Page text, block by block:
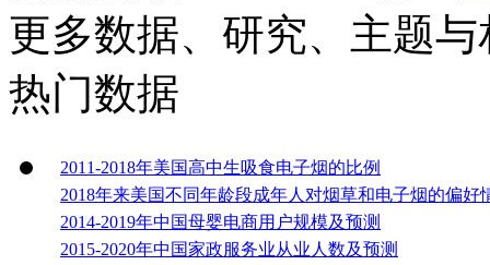
更多数据、研究、主题
热门数据
2011-2018年美国高中生吸食电子烟的比例
2018年来美国不同年龄段成年人对烟草和电子烟的偏好
2014-2019年中国母婴电商用户规模及预测
2015-2020年中国家政服务业从业人数及预测